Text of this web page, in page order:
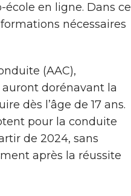
en ligne. Dans ce
nécessaires
(AAC),
dorénavant la
dès l’âge de 17 ans.
pour la conduite
de 2024, sans
après la réussite